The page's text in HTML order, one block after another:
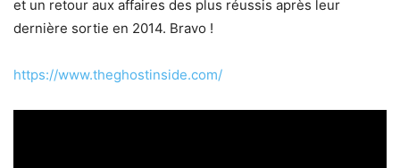
et un retour aux affaires des plus réussis après leur
dernière sortie en 2014. Bravo !
https://www.theghostinside.com/